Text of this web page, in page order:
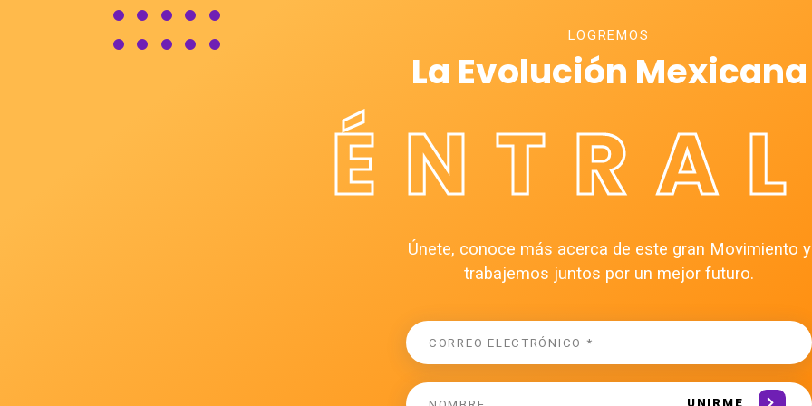
LOGREMOS
La Evolución Mexicana
Únete, conoce más acerca de este gran Movimiento y
trabajemos juntos por un mejor futuro.
UNIRME